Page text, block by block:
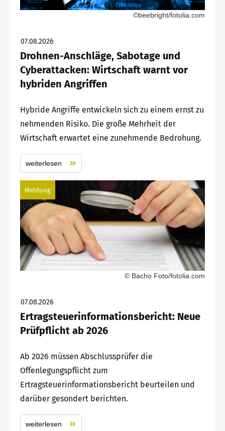
©beebright/fotolia.com
07.08.2026
Drohnen-Anschläge, Sabotage und
Cyberattacken: Wirtschaft warnt vor
hybriden Angriffen
Hybride Angriffe entwickeln sich zu einem ernst zu
nehmenden Risiko. Die große Mehrheit der
Wirtschaft erwartet eine zunehmende Bedrohung.
weiterlesen
Meldung
© Bacho Foto/fotolia.com
07.08.2026
Ertragsteuerinformationsbericht: Neue
Prüfpflicht ab 2026
Ab 2026 müssen Abschlussprüfer die
Offenlegungspflicht zum
Ertragsteuerinformationsbericht beurteilen und
darüber gesondert berichten.
weiterlesen